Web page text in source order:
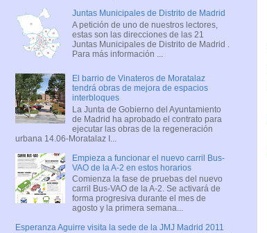
Juntas Municipales de Distrito de Madrid
A petición de uno de nuestros lectores,
estas son las direcciones de las 21
Juntas Municipales de Distrito de Madrid .
Para más información ...
El barrio de Vinateros de Moratalaz
tendrá obras de mejora de espacios
interbloques
La Junta de Gobierno del Ayuntamiento
de Madrid ha aprobado el contrato para
ejecutar las obras de la regeneración
urbana 14.06-Moratalaz I...
Empieza a funcionar el nuevo carril Bus-
VAO de la A-2 en estos horarios
Comienza la fase de pruebas del nuevo
carril Bus-VAO de la A-2. Se activará de
forma progresiva durante el mes de
agosto y la primera semana...
Esperanza Aguirre visita la sede de la JMJ Madrid 2011